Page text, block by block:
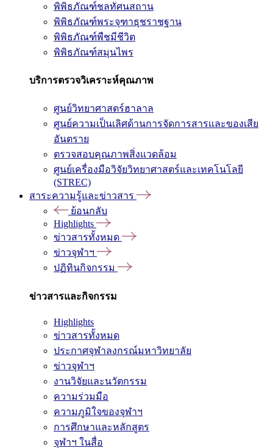
พิพิธภัณฑ์ชลทัศนสถาน
พิพิธภัณฑ์พระจุฑาธุชราชฐาน
พิพิธภัณฑ์พืชมีชีวิต
พิพิธภัณฑ์สมุนไพร
บริการตรวจวิเคราะห์คุณภาพ
ศูนย์วิทยาศาสตร์ฮาลาล
ศูนย์ความเป็นเลิศด้านการจัดการสารและของเสีย
อันตราย
ตรวจสอบคุณภาพสิ่งแวดล้อม
ศูนย์เครื่องมือวิจัยวิทยาศาสตร์และเทคโนโลยี
(STREC)
สาระความรู้และข่าวสาร
ย้อนกลับ
Highlights
ข่าวสารทั้งหมด
ข่าวจุฬาฯ
ปฏิทินกิจกรรม
ข่าวสารและกิจกรรม
Highlights
ข่าวสารทั้งหมด
ประกาศจุฬาลงกรณ์มหาวิทยาลัย
ข่าวจุฬาฯ
งานวิจัยและนวัตกรรม
ความร่วมมือ
ความภูมิใจของจุฬาฯ
การศึกษาและหลักสูตร
จุฬาฯ ในสื่อ